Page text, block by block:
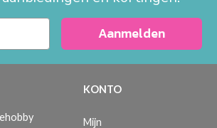
Aanmelden
KONTO
Mijn